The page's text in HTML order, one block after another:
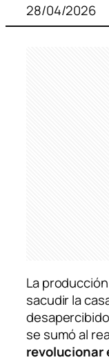
28/04/2026
La
sacudir la
se sumó al
revolucionar